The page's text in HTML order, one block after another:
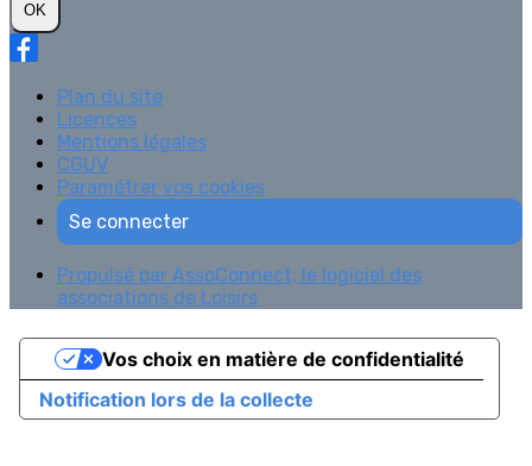
OK
Plan du site
Licences
Mentions légales
CGUV
Paramétrer vos cookies
Se connecter
Propulsé par AssoConnect, le logiciel des
associations de Loisirs
Notification lors de la collecte
Vos choix en matière de confidentialité